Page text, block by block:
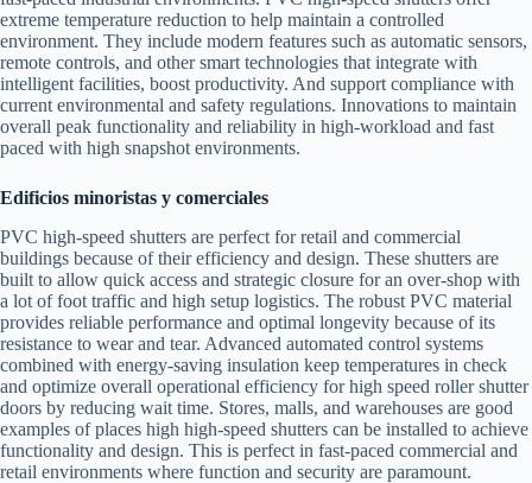
extreme temperature reduction to help maintain a controlled
environment. They include modern features such as automatic sensors,
remote controls, and other smart technologies that integrate with
intelligent facilities, boost productivity. And support compliance with
current environmental and safety regulations. Innovations to maintain
overall peak functionality and reliability in high-workload and fast
paced with high snapshot environments.
Edificios minoristas y comerciales
PVC high-speed shutters are perfect for retail and commercial
buildings because of their efficiency and design. These shutters are
built to allow quick access and strategic closure for an over-shop with
a lot of foot traffic and high setup logistics. The robust PVC material
provides reliable performance and optimal longevity because of its
resistance to wear and tear. Advanced automated control systems
combined with energy-saving insulation keep temperatures in check
and optimize overall operational efficiency for high speed roller shutter
doors by reducing wait time. Stores, malls, and warehouses are good
examples of places high high-speed shutters can be installed to achieve
functionality and design. This is perfect in fast-paced commercial and
retail environments where function and security are paramount.